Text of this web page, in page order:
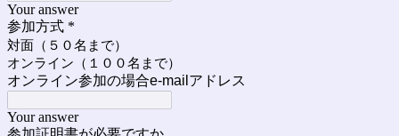
Your answer
参加方式 *
対面（５０名まで）
オンライン（１００名まで）
オンライン参加の場合e-mailアドレス
Your answer